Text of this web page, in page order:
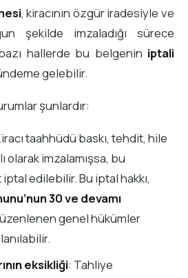
, kiracının özgür iradesiyle ve
şekilde imzaladığı sürece
bazı hallerde bu belgenin iptali
gelebilir.
şunlardır:
taahhüdü baskı, tehdit, hile
olarak imzalamışsa, bu
edilebilir. Bu iptal hakkı,
30 ve devamı
genel hükümler
eksikliği: Tahliye